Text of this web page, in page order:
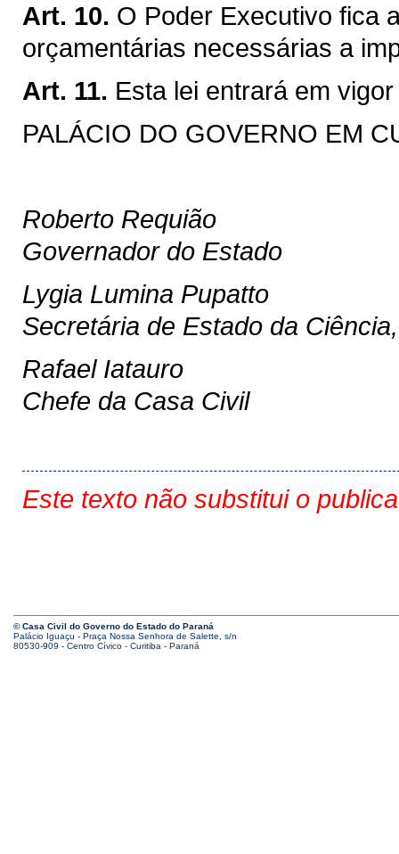
Art. 10. O Poder Executivo fica
orçamentárias necessárias a
Art. 11. Esta lei entrará em
PALÁCIO DO GOVERNO EM
Roberto Requião
Governador do Estado
Lygia Lumina Pupatto
Secretária de Estado da
Rafael Iatauro
Chefe da Casa Civil
Este texto não substitui o
© Casa Civil do Governo do Estado do Paraná
Palácio Iguaçu - Praça Nossa Senhora de Salette, s/n
80530-909 - Centro Cívico - Curitiba - Paraná